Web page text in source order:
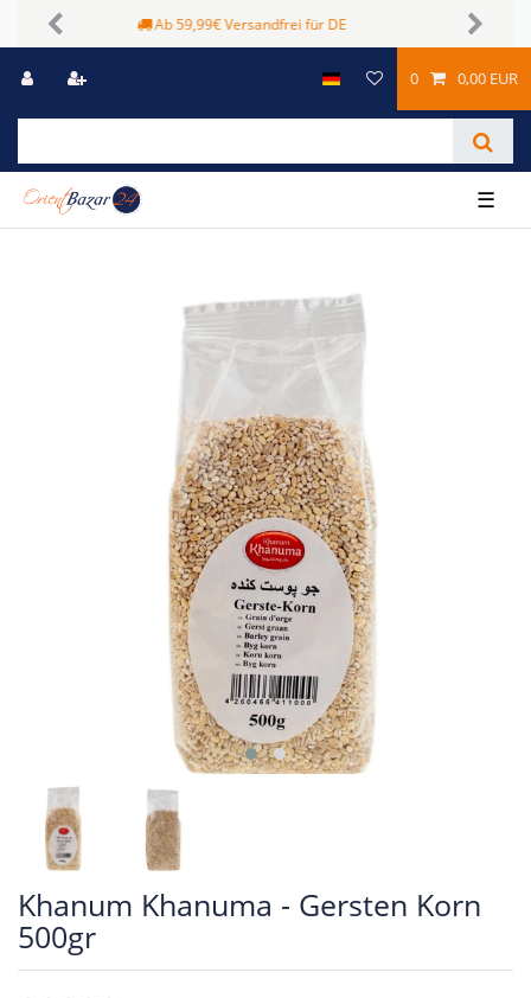
Sichere Zahlungsmöglichkeiten
Previous Next
0 0,00 EUR
☰
Khanum Khanuma - Gersten Korn
500gr